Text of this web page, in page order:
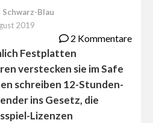
Schwarz-Blau
2019
2 Kommentare
Festplatten
verstecken sie im Safe
schreiben 12-Stunden-
ins Gesetz, die
Lizenzen